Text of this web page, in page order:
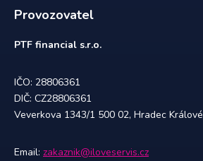
Provozovatel
PTF financial s.r.o.
IČO: 28806361
DIČ: CZ28806361
Veverkova 1343/1 500 02, Hradec Králové
Email: zakaznik@iloveservis.cz